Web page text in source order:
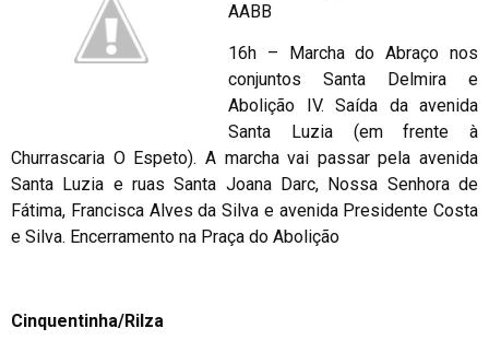
AABB
16h – Marcha do Abraço nos
conjuntos Santa Delmira e
Abolição IV. Saída da avenida
Santa Luzia (em frente à
Churrascaria O Espeto). A marcha vai passar pela avenida
Santa Luzia e ruas Santa Joana Darc, Nossa Senhora de
Fátima, Francisca Alves da Silva e avenida Presidente Costa
e Silva. Encerramento na Praça do Abolição
Cinquentinha/Rilza